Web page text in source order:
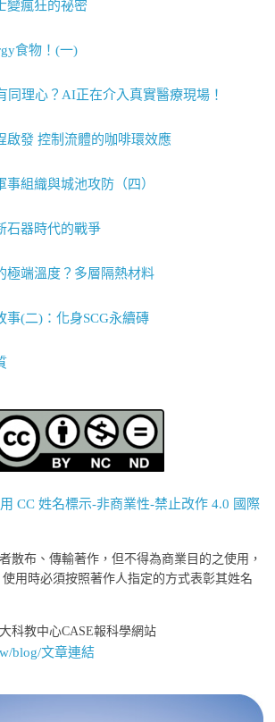
變瘋狂的祕密
食物！(一)
同理心？AI正在介入真實醫療現場！
啟發 控制流體的咖啡環效應
組織與城池攻防（四）
石器時代的戰爭
極端溫度？多層隔熱材料
事(二)：化身SCG永續磚
CC 姓名標示-非商業性-禁止改作 4.0 國際
散布、傳輸著作，但不得為商業目的之使用，
用時必須按照著作人指定的方式表彰其姓名
科教中心CASE報科學網站
blog/文章連結